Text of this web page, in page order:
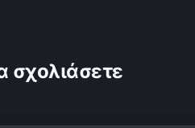
σχολιάσετε